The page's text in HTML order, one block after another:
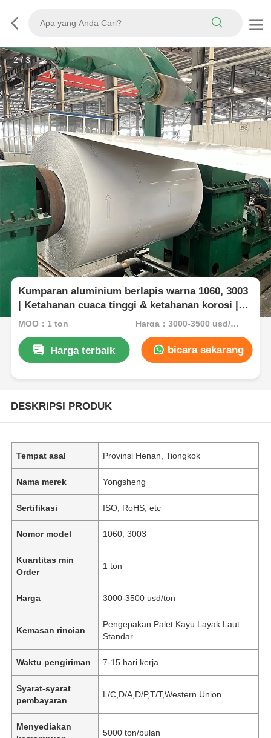
3/3
Kumparan aluminium berlapis warna 1060, 3003
| Ketahanan cuaca tinggi & ketahanan korosi |
Untuk genteng, rolling shutters, dekorasi
MOQ：1 ton Harga：3000-3500 usd/ton
Harga terbaik bicara sekarang
DESKRIPSI PRODUK
Tempat asal Provinsi Henan, Tiongkok
Nama merek Yongsheng
Sertifikasi ISO, RoHS, etc
Nomor model 1060, 3003
Kuantitas min
Order
1 ton
Harga 3000-3500 usd/ton
Kemasan rincian
Pengepakan Palet Kayu Layak Laut
Standar
Waktu pengiriman 7-15 hari kerja
Syarat-syarat
pembayaran
L/C,D/A,D/P,T/T,Western Union
Menyediakan
5000 ton/bulan